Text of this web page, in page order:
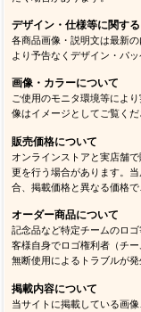
デザイン・仕様等に関す
各商品画像・説明文は最新
より予告なくデザイン・パ
画像・カラーについて
ご使用のモニタ環境等によ
像はイメージとしてご覧くだ
販売価格について
オンラインストアと実店舗
更を行う場合があります。
合、掲載価格と異なる価格
オーダー商品について
記念品など特定チームのロ
客様自身でロゴ権利者（チ
無断使用によるトラブルが
掲載内容について
当サイトに掲載している画